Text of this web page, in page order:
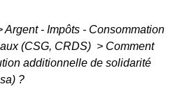
Argent - Impôts - Consommation
(CSG, CRDS) > Comment
additionnelle de solidarité
?